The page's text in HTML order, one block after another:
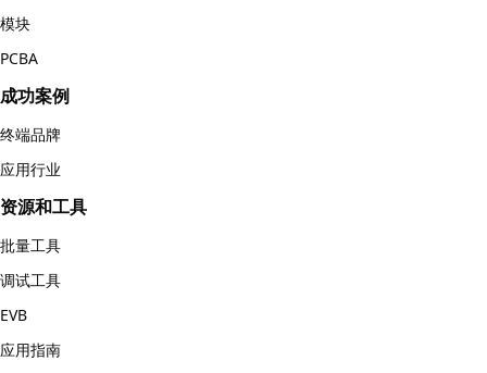
模块
PCBA
成功案例
终端品牌
应用行业
资源和工具
批量工具
调试工具
EVB
应用指南